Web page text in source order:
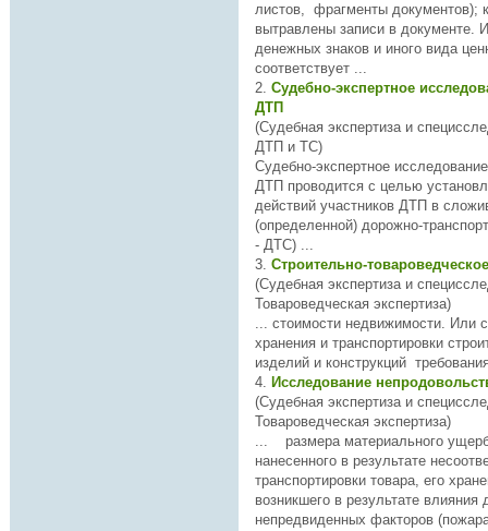
листов, фрагменты документов); каким веществом
вытравлены записи в документе. Исследование
денежных знаков и иного вида
соответствует ...
2. Судебно-экспертное
ДТП
(Судебная экспертиза и
ДТП и ТС)
Судебно-экспертное
действий участников ДТП в
(определенной) дорожно-
- ДТС) ...
3. Строительно-
(Судебная экспертиза и
Товароведческая экспертиза)
... стоимости недвижимости. Или
хранения и транспортировки
4.
(Судебная экспертиза и
Товароведческая экспертиза)
... размера материального
нанесенного в результате не
транспортировки товара, его
возникшего в результате влияния
непредвиденных факторов